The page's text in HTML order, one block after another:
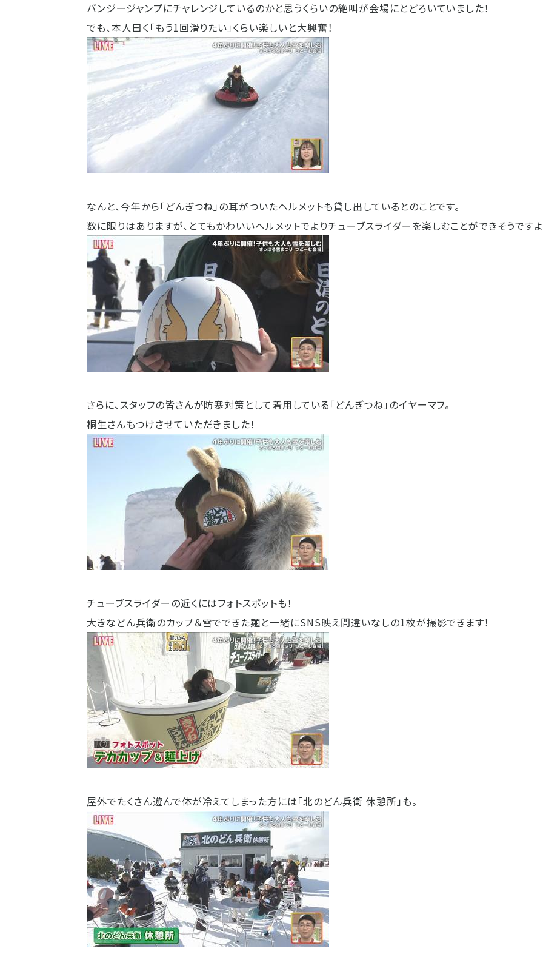
バンジージャンプにチャレンジしているのかと思うくらいの絶叫が会場にとどろいていました！
でも、本人曰く「もう1回滑りたい」くらい楽しいと大興奮！
なんと、今年から「どんぎつね」の耳がついたヘルメットも貸し出しているとのことです。
数に限りはありますが、とてもかわいいヘルメットでよりチューブスライダーを楽しむことができそうですよ
さらに、スタッフの皆さんが防寒対策として着用している「どんぎつね」のイヤーマフ。
桐生さんもつけさせていただきました！
チューブスライダーの近くにはフォトスポットも！
大きなどん兵衛のカップ＆雪でできた麺と一緒にSNS映え間違いなしの1枚が撮影できます！
屋外でたくさん遊んで体が冷えてしまった方には「北のどん兵衛 休憩所」も。